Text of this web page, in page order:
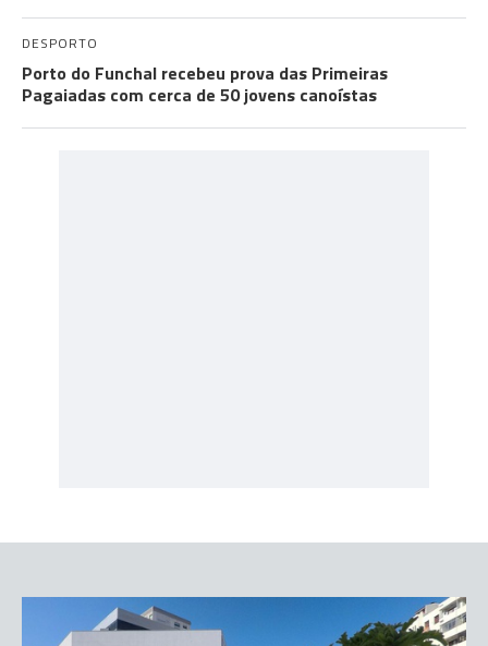
DESPORTO
Porto do Funchal recebeu prova das Primeiras
Pagaiadas com cerca de 50 jovens canoístas